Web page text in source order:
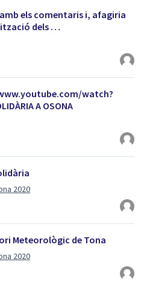
els comentaris i, afagiria
dels …
watch?
A OSONA
2020
Meteorològic de Tona
2020